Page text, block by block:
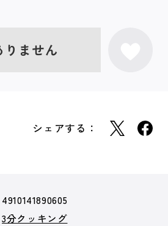
ません
シェアする：
4910141890605
3分クッキング